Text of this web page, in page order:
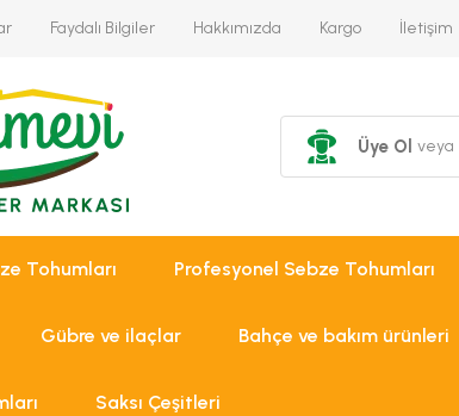
Faydalı Bilgiler Hakkımızda Kargo İletişim
Üye Ol veya
Tohumları Profesyonel Sebze Tohumları
Gübre ve ilaçlar Bahçe ve bakım ürünleri
Saksı Çeşitleri